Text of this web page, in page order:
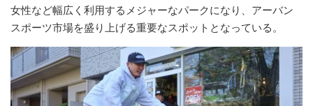
女性など幅広く利用するメジャーなパークになり、アーバン
スポーツ市場を盛り上げる重要なスポットとなっている。